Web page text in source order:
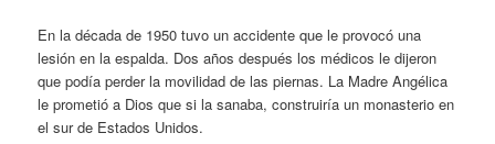
En la década de 1950 tuvo un accidente que le provocó una
lesión en la espalda. Dos años después los médicos le dijeron
que podía perder la movilidad de las piernas. La Madre Angélica
le prometió a Dios que si la sanaba, construiría un monasterio en
el sur de Estados Unidos.